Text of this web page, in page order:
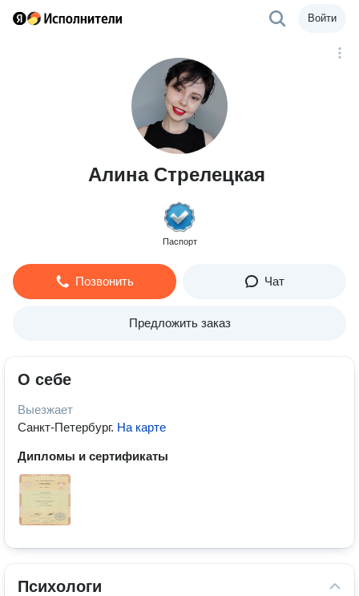
Войти
Алина Стрелецкая
Паспорт
Позвонить Чат
Предложить заказ
О себе
Выезжает
Санкт-Петербург. На карте
Дипломы и сертификаты
Психологи